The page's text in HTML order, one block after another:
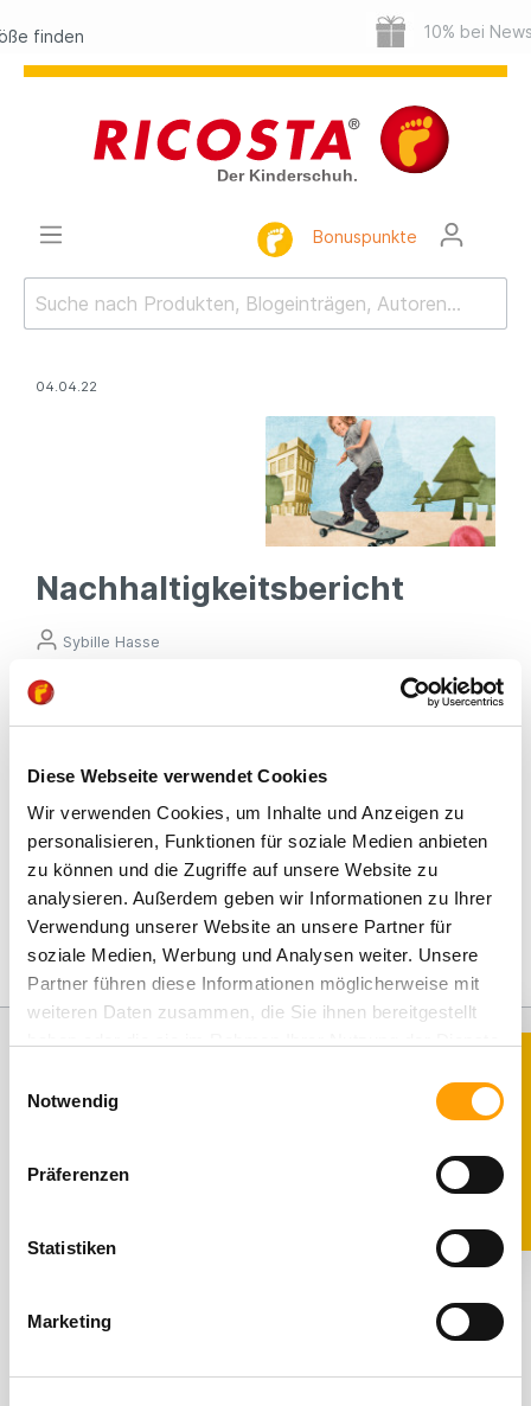
Diese Webseite verwendet Cookies
Wir verwenden Cookies, um Inhalte und Anzeigen zu
personalisieren, Funktionen für soziale Medien anbieten
zu können und die Zugriffe auf unsere Website zu
analysieren. Außerdem geben wir Informationen zu Ihrer
Verwendung unserer Website an unsere Partner für
soziale Medien, Werbung und Analysen weiter. Unsere
Partner führen diese Informationen möglicherweise mit
weiteren Daten zusammen, die Sie ihnen bereitgestellt
Cookies, wenn Sie unsere Webseite weiterhin nutzen.
Notwendig
Präferenzen
Statistiken
Marketing
10% bei
Bonuspunkte
04.04.22
Nachhaltigkeitsbericht
Sybille Hasse
Das Thema Nachhaltigkeit genießt beim
Kinderschuhhersteller RICOSTA seit jeher einen hohen
Du brauchst Hilfe die richtigen Schuhe zu finden?
10% RABATT